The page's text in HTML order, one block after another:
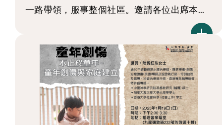
一路帶領，服事整個社區。邀請各位出席本...